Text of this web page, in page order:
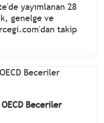
yayımlanan 28
genelge ve
takip
Beceriler